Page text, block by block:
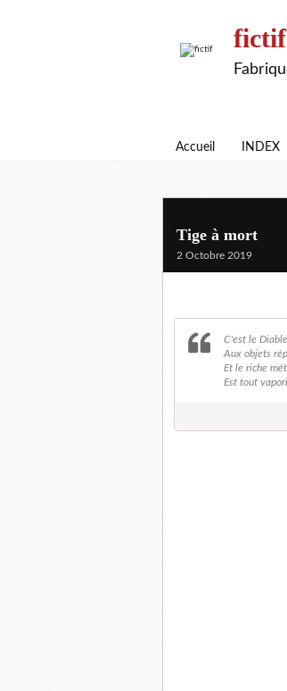
fictif
Accueil INDEX
Tige à mort
2 Octobre 2019
C'est le
Aux objets
Et le riche
Est tout